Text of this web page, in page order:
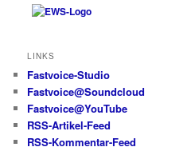
LINKS
Fastvoice-Studio
Fastvoice@Soundcloud
Fastvoice@YouTube
RSS-Artikel-Feed
RSS-Kommentar-Feed